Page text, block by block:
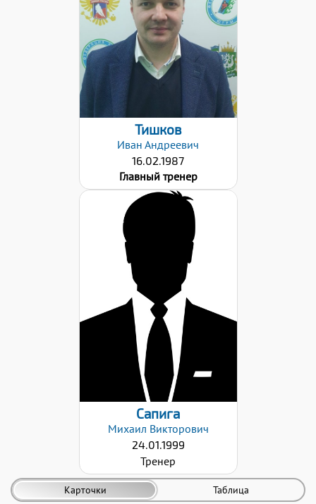
Дата заявки:
27.11.2022
Тишков
Иван Андреевич
16.02.1987
Главный тренер
Дата заявки:
29.01.2023
Сапига
Михаил Викторович
24.01.1999
Тренер
Карточки Таблица